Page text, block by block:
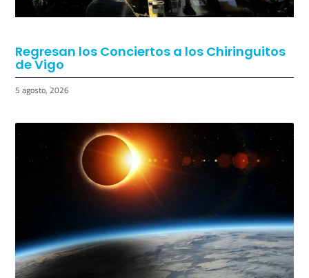
Regresan los Conciertos a los Chiringuitos